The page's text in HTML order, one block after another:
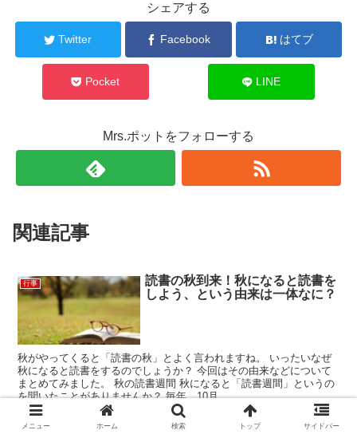
シェアする
Twitter Facebook はてブ
Pocket LINE
Mrs.ポットをフォローする
関連記事
行事
読書の秋到来！秋になると読書を
しよう、という由来は一体なに？
秋がやってくると「読書の秋」とよく言われますね。 いったいなぜ
秋になると読書をするのでしょうか？ 今回はその由来などについて
まとめてみました。 秋の読書週間 秋になると「読書週間」というの
を聞いたことがありませんか？ 毎年、10月...
メニュー ホーム 検索 トップ サイドバー